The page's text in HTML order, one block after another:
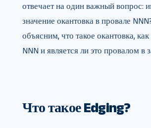
отвечает на один важный вопрос:
значение окантовка в провале
объясним, что такое окантовка, как
NNN и является ли это провалом в
Что такое Edging?